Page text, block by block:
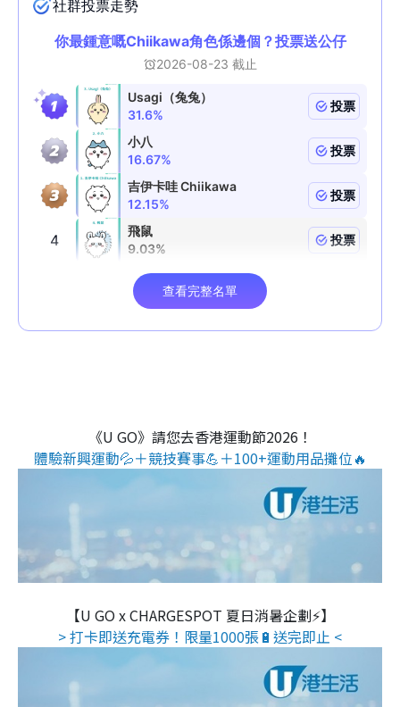
《U GO》請您去香港運動節2026！
體驗新興運動💦＋競技賽事💪＋100+運動用品攤位🔥
【U GO x CHARGESPOT 夏日消暑企劃⚡】
> 打卡即送充電券！限量1000張🔋送完即止 <